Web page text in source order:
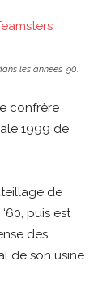
les années ’90.
confrère
1999 de
de
puis est
des
de son usine